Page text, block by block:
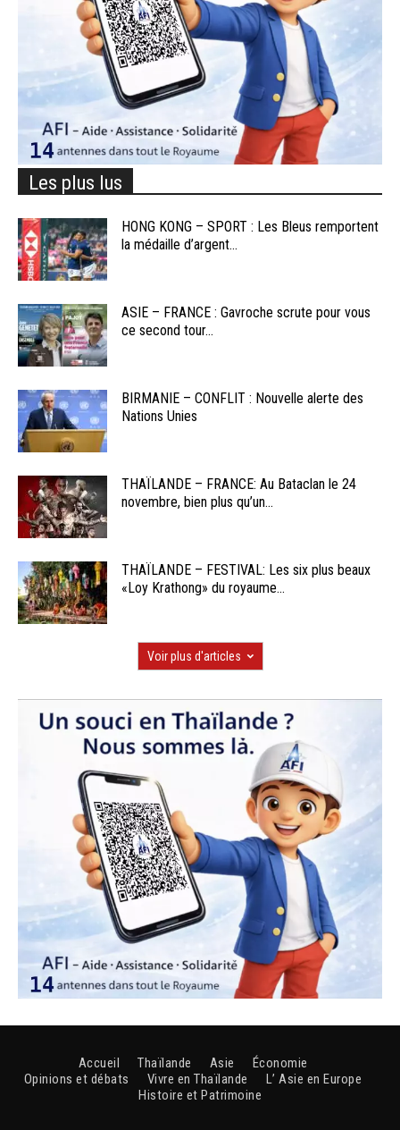
Les plus lus
HONG KONG – SPORT : Les Bleus remportent
la médaille d’argent...
ASIE – FRANCE : Gavroche scrute pour vous
ce second tour...
BIRMANIE – CONFLIT : Nouvelle alerte des
Nations Unies
THAÏLANDE – FRANCE: Au Bataclan le 24
novembre, bien plus qu’un...
THAÏLANDE – FESTIVAL: Les six plus beaux
«Loy Krathong» du royaume...
Voir plus d'articles
Accueil Thaïlande Asie
Économie
Opinions et débats
Vivre en Thaïlande
L’ Asie en Europe
Histoire et Patrimoine